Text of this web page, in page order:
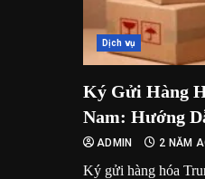
Dịch vụ
Ký Gửi Hàng
Nam: Hướng
ADMIN 2 NĂM
Ký gửi hàng hóa